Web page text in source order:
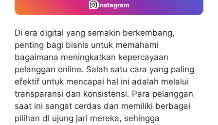
Instagram
Di era digital yang semakin berkembang,
penting bagi bisnis untuk memahami
bagaimana meningkatkan kepercayaan
pelanggan online. Salah satu cara yang paling
efektif untuk mencapai hal ini adalah melalui
transparansi dan konsistensi. Para pelanggan
saat ini sangat cerdas dan memiliki berbagai
pilihan di ujung jari mereka, sehingga